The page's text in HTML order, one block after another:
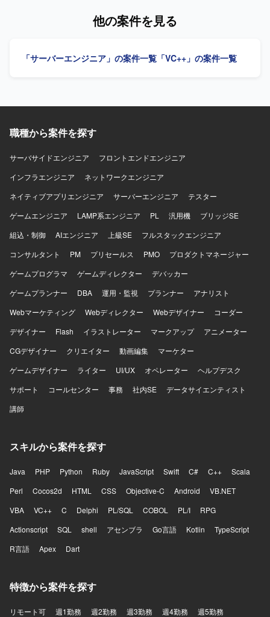
アルタイム制御に関する知見を深めていただけます。 【開
定着を推進します。あわせて、進捗・課題・品質管理を行
し込み、PoCで終わらせず本番運用まで推進できる方を求
チームで再現可能なAI活用の運用モデル構築に携われま
Claude CodeなどのAI開発支援ツールを活用します。
他の案件を見る
「サーバーエンジニア」の案件一覧 「VC++」の案件一覧
職種から案件を探す
サーバサイドエンジニア
フロントエンドエンジニア
インフラエンジニア
ネットワークエンジニア
ネイティブアプリエンジニア
サーバーエンジニア
テスター
ゲームエンジニア
LAMP系エンジニア PL 汎用機
ブリッジSE
組込・制御
AIエンジニア 上級SE
フルスタックエンジニア
コンサルタント
PM プリセールス PMO
プロダクトマネージャー
ゲームプログラマ
ゲームディレクター
デバッカー
ゲームプランナー
DBA 運用・監視 プランナー
アナリスト
Webマーケティング
Webディレクター Webデザイナー
コーダー
デザイナー
Flash イラストレーター マークアップ
アニメーター
CGデザイナー
クリエイター 動画編集
マーケター
ゲームデザイナー
ライター UI/UX オペレーター
ヘルプデスク
サポート
コールセンター 事務 社内SE
データサイエンティスト
講師
スキルから案件を探す
Java PHP Python Ruby JavaScript Swift C# C++
Scala
Perl
Cocos2d HTML CSS Objective-C Android
VB.NET
VBA
VC++ C Delphi PL/SQL COBOL PL/I
RPG
Actionscript
SQL shell アセンブラ Go言語 Kotlin
TypeScript
R言語
Apex Dart
特徴から案件を探す
リモート可 週1勤務 週2勤務 週3勤務 週4勤務 週5勤務